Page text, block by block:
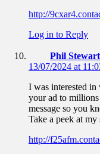
http://
Log in to Reply
Phil Stewart
13/07/2024 at
I was interested
your ad to millions
message so you
Take a peek at
http://